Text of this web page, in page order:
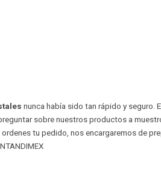
nunca había sido tan rápido y seguro.
sobre nuestros productos a
tu pedido, nos encargaremos de